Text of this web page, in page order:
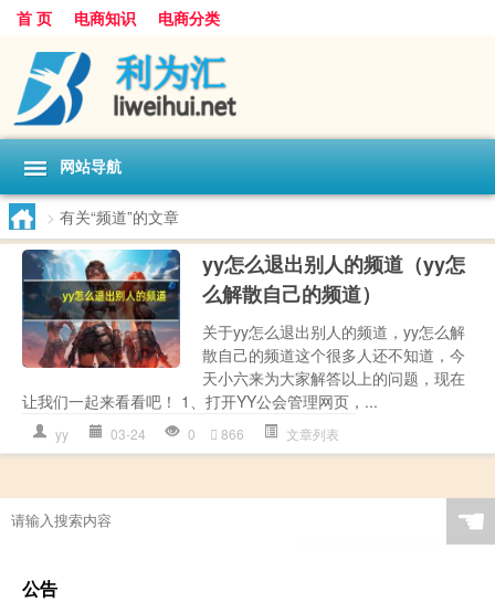
首 页 电商知识 电商分类
网站导航
> 有关“频道”的文章
yy怎么退出别人的频道（yy怎
么解散自己的频道）
关于yy怎么退出别人的频道，yy怎么解
散自己的频道这个很多人还不知道，今
天小六来为大家解答以上的问题，现在
让我们一起来看看吧！ 1、打开YY公会管理网页，...
yy 03-24 0 866 文章列表
☚
公告